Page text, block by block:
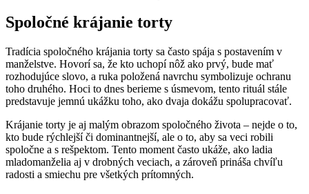
Spoločné krájanie torty
Tradícia spoločného krájania torty sa často spája s postavením v
manželstve. Hovorí sa, že kto uchopí nôž ako prvý, bude mať
rozhodujúce slovo, a ruka položená navrchu symbolizuje ochranu
toho druhého. Hoci to dnes berieme s úsmevom, tento rituál stále
predstavuje jemnú ukážku toho, ako dvaja dokážu spolupracovať.
Krájanie torty je aj malým obrazom spoločného života – nejde o to,
kto bude rýchlejší či dominantnejší, ale o to, aby sa veci robili
spoločne a s rešpektom. Tento moment často ukáže, ako ladia
mladomanželia aj v drobných veciach, a zároveň prináša chvíľu
radosti a smiechu pre všetkých prítomných.